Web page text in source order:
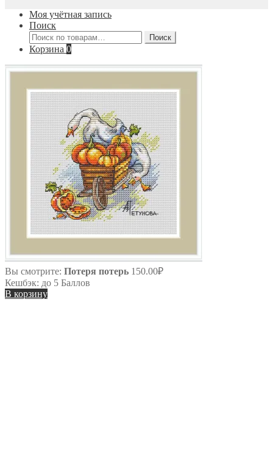
Моя учётная запись
Поиск
Искать:
Поиск
Корзина 0
Вы смотрите: Потеря потерь 150.00₽
Кешбэк: до 5 Баллов
В корзину